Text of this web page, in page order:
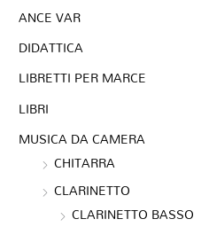
ANCE VAR
DIDATTICA
LIBRETTI PER MARCE
LIBRI
MUSICA DA CAMERA
CHITARRA
CLARINETTO
CLARINETTO BASSO